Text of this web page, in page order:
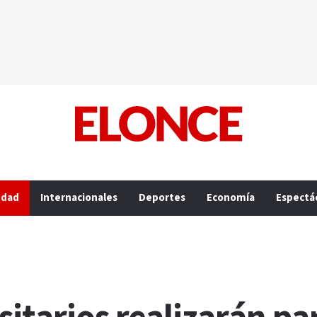
Internacionales Deportes Economía